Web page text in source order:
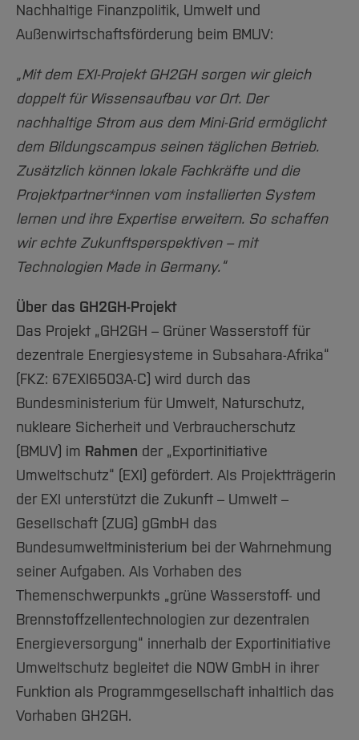
Nachhaltige Finanzpolitik, Umwelt und
Außenwirtschaftsförderung beim BMUV:
„Mit dem EXI-Projekt GH2GH sorgen wir gleich
doppelt für Wissensaufbau vor Ort. Der
nachhaltige Strom aus dem Mini-Grid ermöglicht
dem Bildungscampus seinen täglichen Betrieb.
Zusätzlich können lokale Fachkräfte und die
Projektpartner*innen vom installierten System
lernen und ihre Expertise erweitern. So schaffen
wir echte Zukunftsperspektiven – mit
Technologien Made in Germany.“
Über das GH2GH-Projekt
Das Projekt „GH2GH – Grüner Wasserstoff für
dezentrale Energiesysteme in Subsahara-Afrika“
(FKZ: 67EXI6503A-C) wird durch das
Bundesministerium für Umwelt, Naturschutz,
nukleare Sicherheit und Verbraucherschutz
(BMUV) im Rahmen der „Exportinitiative
Umweltschutz“ (EXI) gefördert. Als Projektträgerin
der EXI unterstützt die Zukunft – Umwelt –
Gesellschaft (ZUG) gGmbH das
Bundesumweltministerium bei der Wahrnehmung
seiner Aufgaben. Als Vorhaben des
Themenschwerpunkts „grüne Wasserstoff- und
Brennstoffzellentechnologien zur dezentralen
Energieversorgung“ innerhalb der Exportinitiative
Umweltschutz begleitet die NOW GmbH in ihrer
Funktion als Programmgesellschaft inhaltlich das
Vorhaben GH2GH.